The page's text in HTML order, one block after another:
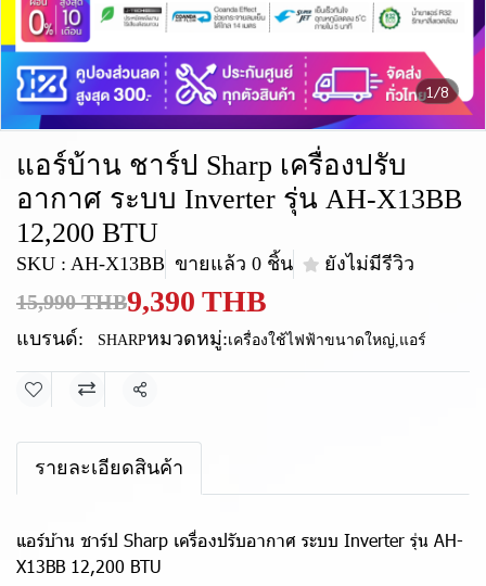
1/8
แอร์บ้าน ชาร์ป Sharp เครื่องปรับ
อากาศ ระบบ Inverter รุ่น AH-X13BB
12,200 BTU
SKU : AH-X13BB ขายแล้ว 0 ชิ้น ยังไม่มีรีวิว
15,990 THB9,390 THB
แบรนด์: SHARPหมวดหมู่:เครื่องใช้ไฟฟ้าขนาดใหญ่,แอร์
แชร์
รายละเอียดสินค้า
แอร์บ้าน ชาร์ป Sharp เครื่องปรับอากาศ ระบบ Inverter รุ่น AH-
X13BB 12,200 BTU